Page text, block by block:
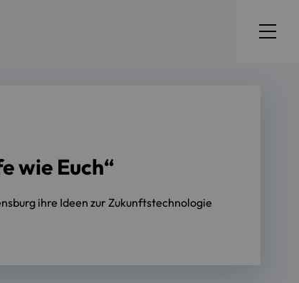
wie Euch“
ihre Ideen zur Zukunftstechnologie